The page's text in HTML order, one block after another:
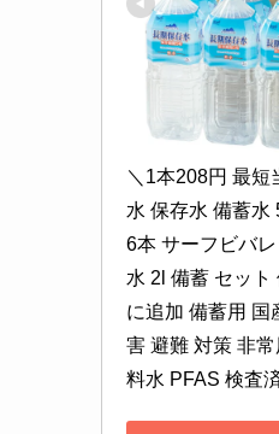
＼1本208円 最短
水 保存水 備蓄水
6本 サーフビバ
水 2l 備蓄 セット
に追加 備蓄用 国
害 避難 対策 非
料水 PFAS 検査